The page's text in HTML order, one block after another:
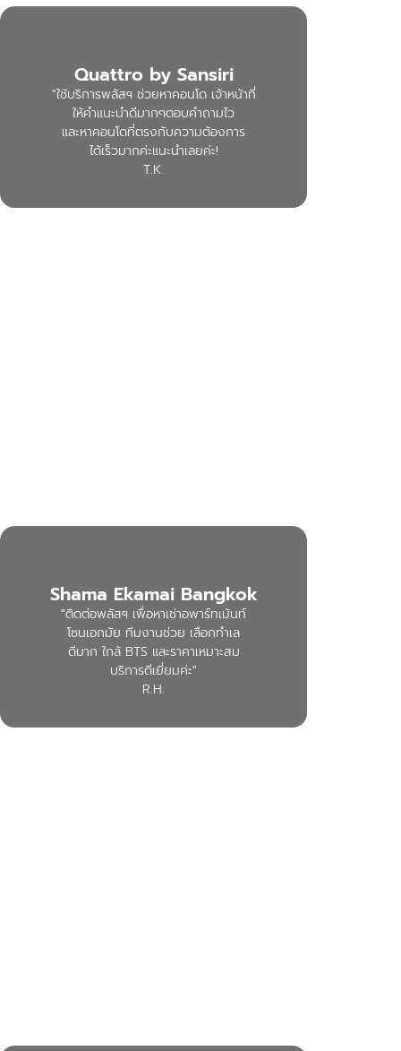
Quattro by Sansiri
"ใช้บริการพลัสฯ ช่วยหาคอนโด เจ้าหน้าที่
ให้คำแนะนำดีมากๆตอบคำถามไว
และหาคอนโดที่ตรงกับความต้องการ
ได้เร็วมากค่ะแนะนำเลยค่ะ!
T.K.
Shama Ekamai Bangkok
"ติดต่อพลัสฯ เพื่อหาเช่าอพาร์ทเม้นท์
โซนเอกมัย ทีมงานช่วย เลือกทำเล
ดีมาก ใกล้ BTS และราคาเหมาะสม
บริการดีเยี่ยมค่ะ"
R.H.